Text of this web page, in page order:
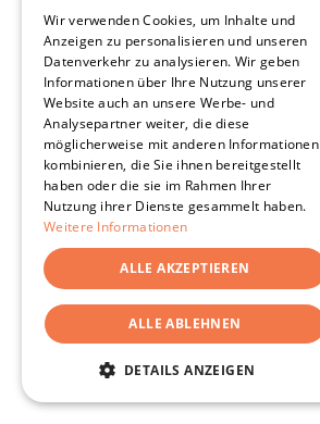
Wir verwenden Cookies, um Inhalte und
Anzeigen zu personalisieren und unseren
Datenverkehr zu analysieren. Wir geben
Informationen über Ihre Nutzung unserer
Website auch an unsere Werbe- und
Analysepartner weiter, die diese
möglicherweise mit anderen Informationen
kombinieren, die Sie ihnen bereitgestellt
haben oder die sie im Rahmen Ihrer
Nutzung ihrer Dienste gesammelt haben.
Weitere Informationen
ALLE AKZEPTIEREN
ALLE ABLEHNEN
DETAILS ANZEIGEN